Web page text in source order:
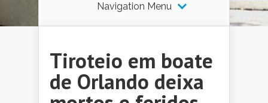
Navigation Menu
Tiroteio em boate
de Orlando deixa